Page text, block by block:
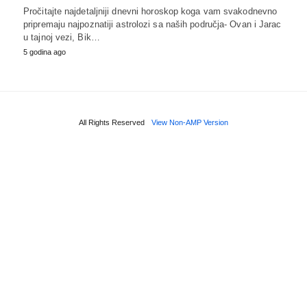
Pročitajte najdetaljniji dnevni horoskop koga vam svakodnevno
pripremaju najpoznatiji astrolozi sa naših područja- Ovan i Jarac
u tajnoj vezi, Bik…
5 godina ago
All Rights Reserved View Non-AMP Version